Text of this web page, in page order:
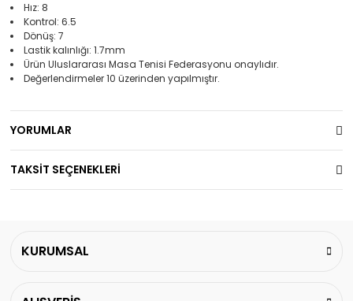
Hız: 8
Kontrol: 6.5
Dönüş: 7
Lastik kalınlığı: 1.7mm
Ürün Uluslararası Masa Tenisi Federasyonu onaylıdır.
Değerlendirmeler 10 üzerinden yapılmıştır.
YORUMLAR
TAKSİT SEÇENEKLERİ
KURUMSAL